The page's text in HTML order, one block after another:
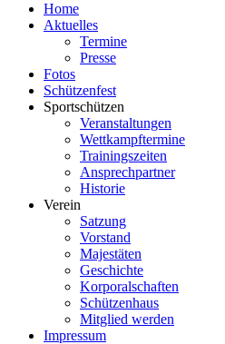
Home
Aktuelles
Termine
Presse
Fotos
Schützenfest
Sportschützen
Veranstaltungen
Wettkampftermine
Trainingszeiten
Ansprechpartner
Historie
Verein
Satzung
Vorstand
Majestäten
Geschichte
Korporalschaften
Schützenhaus
Mitglied werden
Impressum